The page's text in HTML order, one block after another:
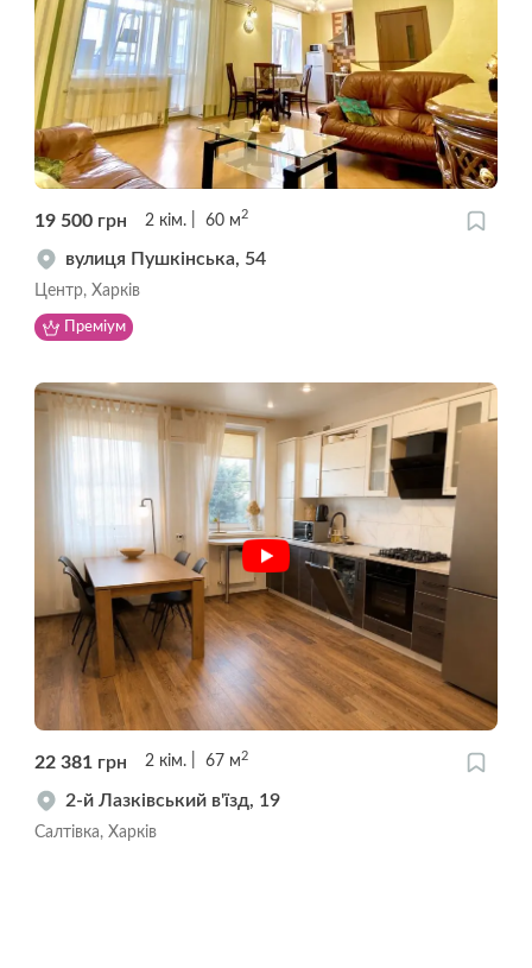
19 500 грн 2 кім. 60 м2
вулиця Пушкінська, 54
Центр, Харків
Преміум
22 381 грн 2 кім. 67 м 2
2-й Лазківський в'їзд, 19
Салтівка, Харків